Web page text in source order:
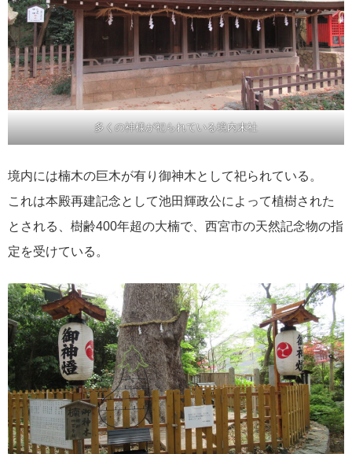
多くの神様が祀られている境内末社
境内には楠木の巨木が有り御神木として祀られている。
これは本殿再建記念として池田輝政公によって植樹された
とされる、樹齢400年超の大楠で、西宮市の天然記念物の指
定を受けている。